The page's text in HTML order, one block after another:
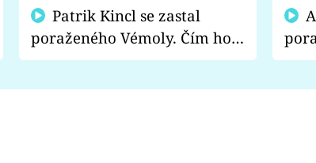
poraženého Vémoly. Čím ho
fanoušci naštvali?